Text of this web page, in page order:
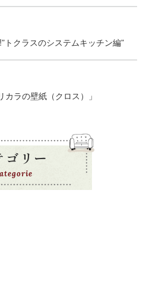
トクラスのシステムキッチン編”
ラの壁紙（クロス）」
ゴリー